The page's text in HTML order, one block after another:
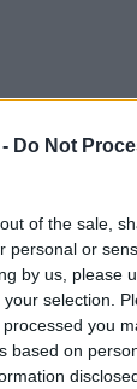
Do Not
of the sale,
personal or
by us, please
selection.
you
based on